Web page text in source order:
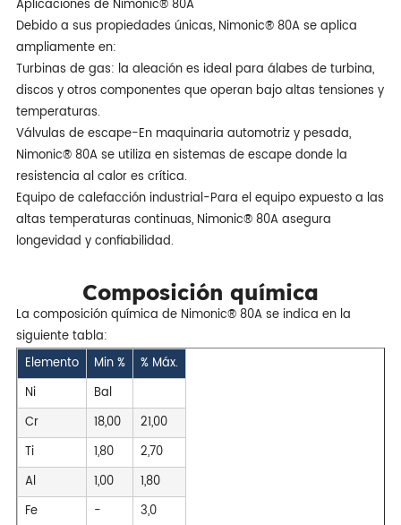
Aplicaciones de Nimonic® 80A
Debido a sus propiedades únicas, Nimonic® 80A se aplica
ampliamente en:
Turbinas de gas: la aleación es ideal para álabes de turbina,
discos y otros componentes que operan bajo altas tensiones y
temperaturas.
Válvulas de escape-En maquinaria automotriz y pesada,
Nimonic® 80A se utiliza en sistemas de escape donde la
resistencia al calor es crítica.
Equipo de calefacción industrial-Para el equipo expuesto a las
altas temperaturas continuas, Nimonic® 80A asegura
longevidad y confiabilidad.
Composición química
La composición química de Nimonic® 80A se indica en la
siguiente tabla:
Elemento
Min %
% Máx.
Ni
Bal
Cr
18,00
21,00
Ti
1,80
2,70
Al
1,00
1,80
Fe
-
3,0